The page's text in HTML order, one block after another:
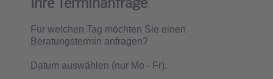
Für welchen Tag möchten Sie einen
Beratungstermin anfragen?
Datum auswählen (nur Mo - Fr):